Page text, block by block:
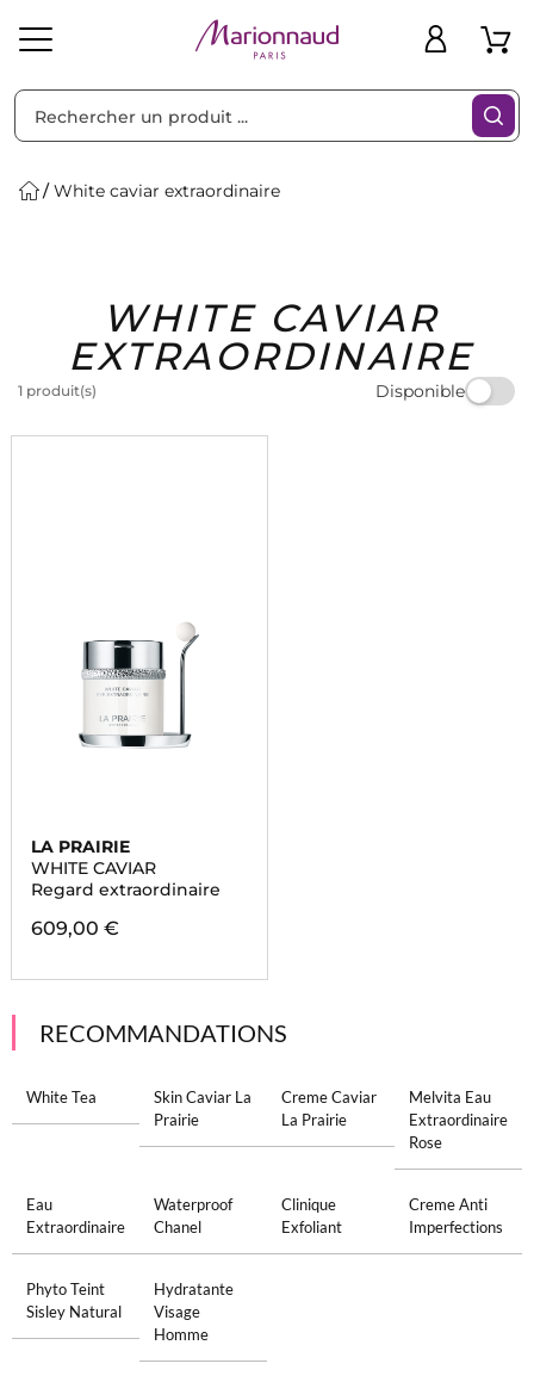
Solaire Homme Marques Idées
Cadeaux
Bons
Plans
White caviar extraordinaire
WHITE CAVIAR
EXTRAORDINAIRE
1 produit(s) Disponible
Filtres
LA PRAIRIE
WHITE CAVIAR
Regard extraordinaire
609,00 €
RECOMMANDATIONS
White Tea
Skin Caviar La
Prairie
Creme Caviar
La Prairie
Melvita Eau
Extraordinaire
Rose
Eau
Extraordinaire
Waterproof
Chanel
Clinique
Exfoliant
Creme Anti
Imperfections
Phyto Teint
Sisley Natural
Hydratante
Visage
Homme